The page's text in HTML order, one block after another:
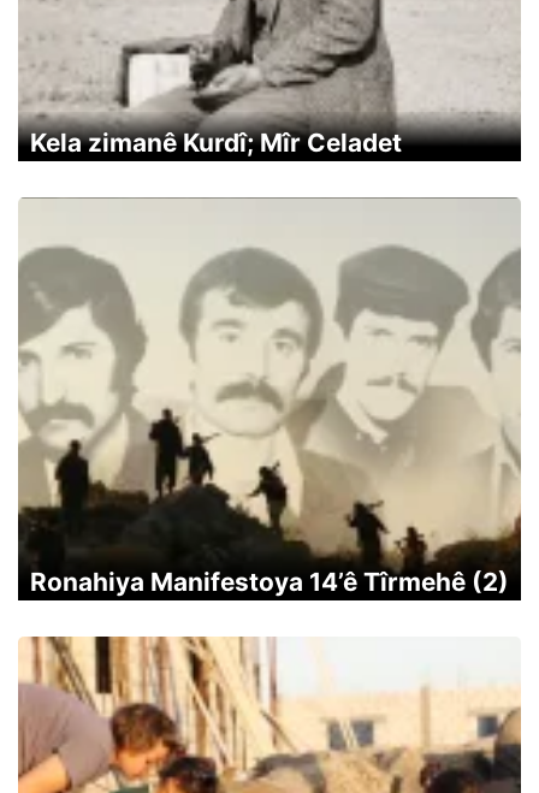
Kela zimanê Kurdî; Mîr Celadet
Ronahiya Manifestoya 14’ê Tîrmehê (2)